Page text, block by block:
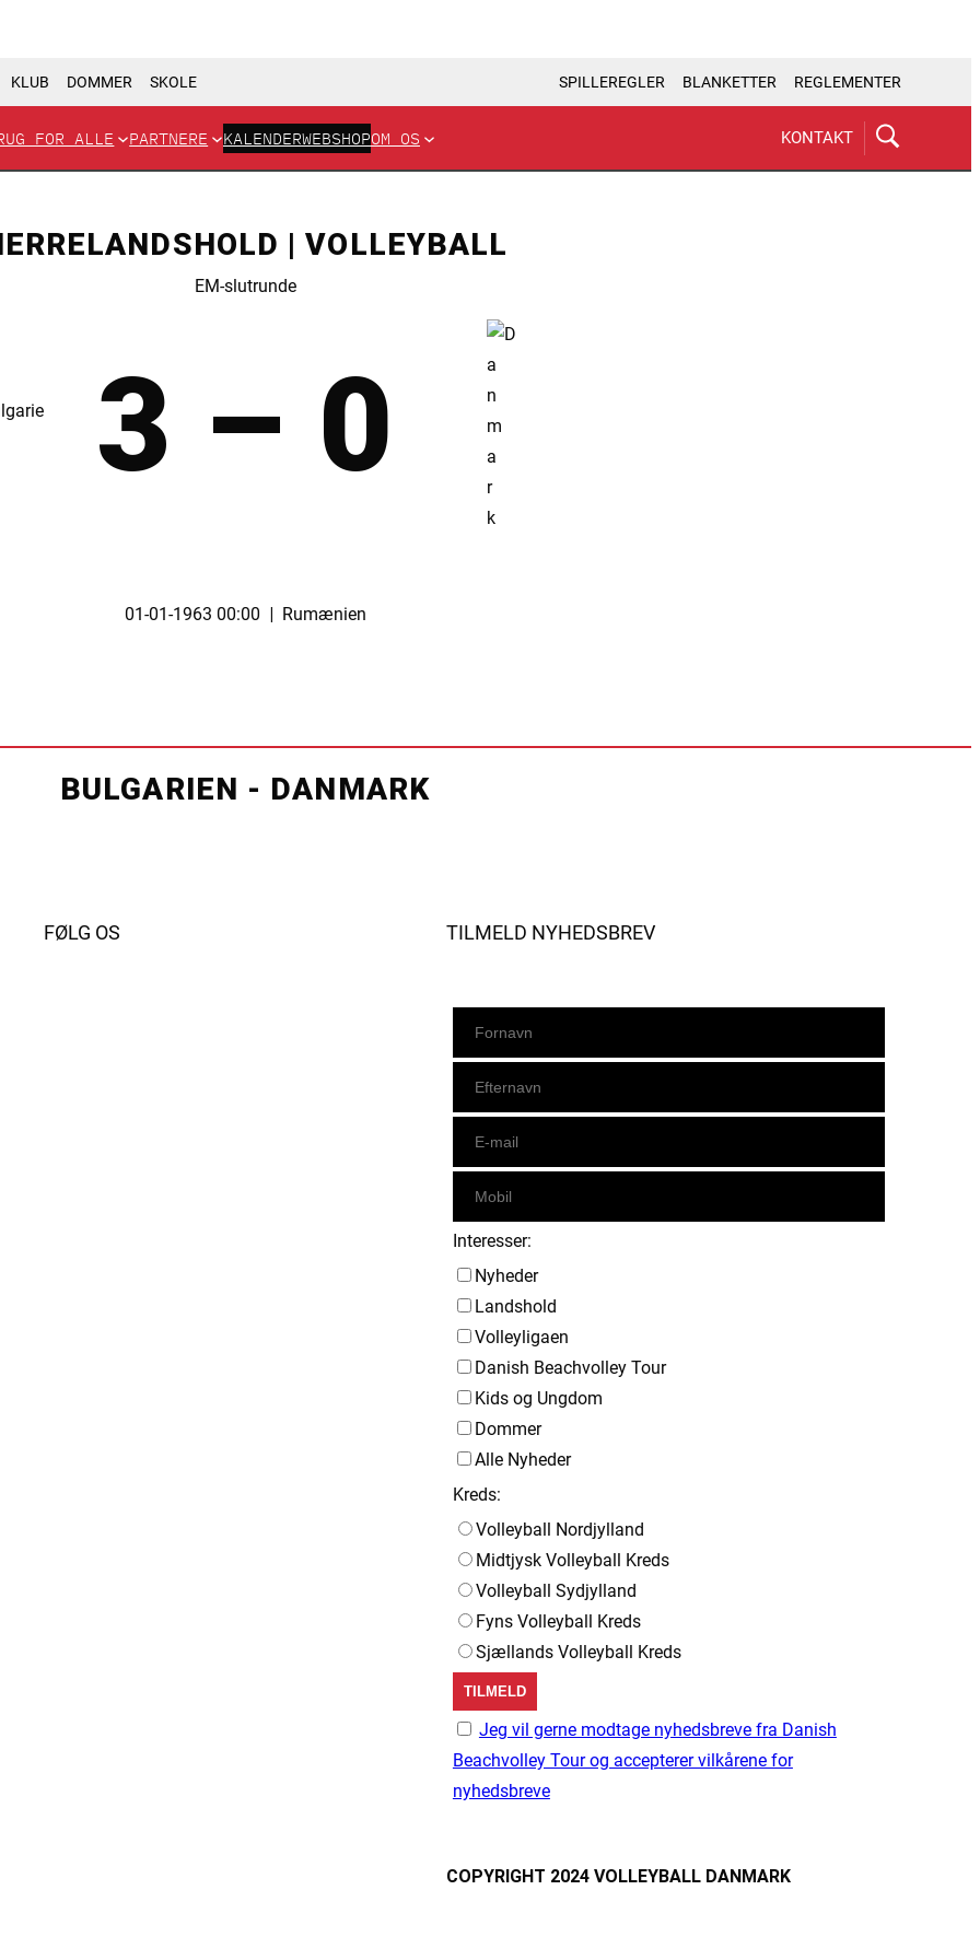
KLUB DOMMER SKOLE SPILLEREGLER BLANKETTER REGLEMENTER
FOR ALLE PARTNERE KALENDERWEBSHOPOM OS KONTAKT
| VOLLEYBALL
EM-slutrunde
3 – 0
01-01-1963 00:00 Rumænien
BULGARIEN - DANMARK
FØLG OS TILMELD NYHEDSBREV
Interesser:
Nyheder
Landshold
Volleyligaen
Danish Beachvolley Tour
Kids og Ungdom
Dommer
Alle Nyheder
Kreds:
Volleyball Nordjylland
Midtjysk Volleyball Kreds
Volleyball Sydjylland
Fyns Volleyball Kreds
Sjællands Volleyball Kreds
Jeg vil gerne modtage nyhedsbreve fra Danish
Beachvolley Tour og accepterer vilkårene for
nyhedsbreve
COPYRIGHT 2024 VOLLEYBALL DANMARK